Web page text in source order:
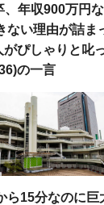
、年収900万円
ない理由が詰ま
がぴしゃりと叱
の一言
ら15分なのに巨